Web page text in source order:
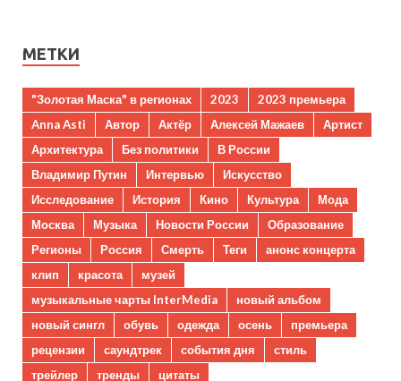
МЕТКИ
"Золотая Маска" в регионах 2023
2023 премьера
Anna Asti
Автор Актёр Алексей Мажаев
Артист
Архитектура
Без политики
В России
Владимир Путин
Интервью
Искусство
Исследование
История Кино Культура
Мода
Москва
Музыка Новости России
Образование
Регионы
Россия Смерть Теги
анонс концерта
клип
красота
музей
музыкальные чарты InterMedia
новый альбом
новый сингл
обувь одежда осень
премьера
рецензии
саундтрек события дня
стиль
трейлер
тренды цитаты